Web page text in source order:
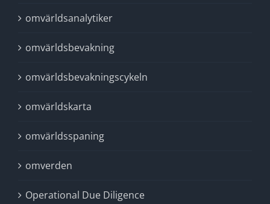
omvärldsanalytiker
omvärldsbevakning
omvärldsbevakningscykeln
omvärldskarta
omvärldsspaning
omverden
Operational Due Diligence